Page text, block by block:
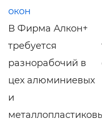
окон
В Фирма Алкон+
требуется
разнорабочий в
цех алюминиевых
и